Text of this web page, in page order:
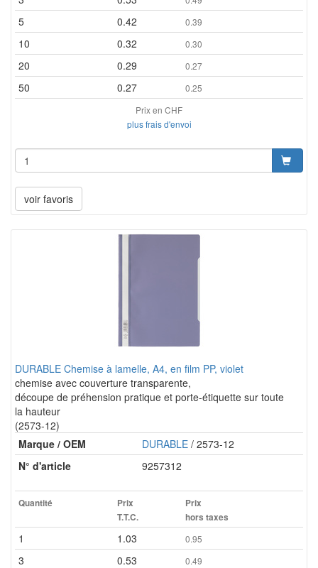
5 0.42 0.39
10 0.32 0.30
20 0.29 0.27
50 0.27
0.25
Prix en CHF
plus frais d'envoi
voir favoris
DURABLE Chemise à lamelle, A4, en film PP, violet
chemise avec couverture transparente,
découpe de préhension pratique et porte-étiquette sur toute
la hauteur
(2573-12)
Marque / OEM
DURABLE / 2573-12
N° d'article
9257312
Quantité
Prix
T.T.C.
Prix
hors taxes
1 1.03 0.95
3 0.53 0.49